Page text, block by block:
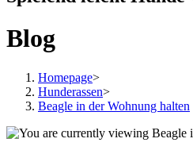
Blog
Homepage>
Hunderassen>
Beagle in der Wohnung halten